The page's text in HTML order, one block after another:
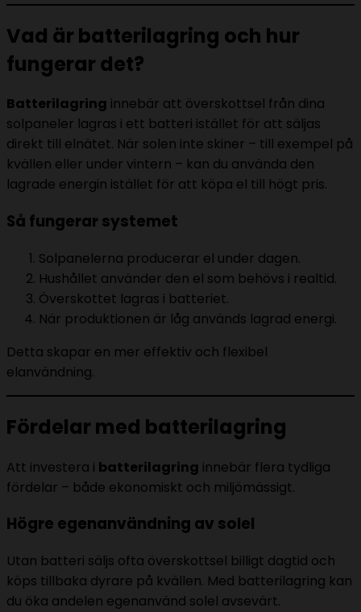
Vad är batterilagring och hur
fungerar det?
Batterilagring innebär att överskottsel från dina
solpaneler lagras i ett batteri istället för att säljas
direkt till elnätet. När solen inte skiner – till exempel på
kvällen eller under vintern – kan du använda den
lagrade energin istället för att köpa el till högt pris.
Så fungerar systemet
Solpanelerna producerar el under dagen.
Hushållet använder den el som behövs i realtid.
Överskottet lagras i batteriet.
När produktionen är låg används lagrad energi.
Detta skapar en mer effektiv och flexibel
elanvändning.
Fördelar med batterilagring
Att investera i batterilagring innebär flera tydliga
fördelar – både ekonomiskt och miljömässigt.
Högre egenanvändning av solel
Utan batteri säljs ofta överskottsel billigt dagtid och
köps tillbaka dyrare på kvällen. Med batterilagring kan
du öka andelen egenanvänd solel avsevärt.